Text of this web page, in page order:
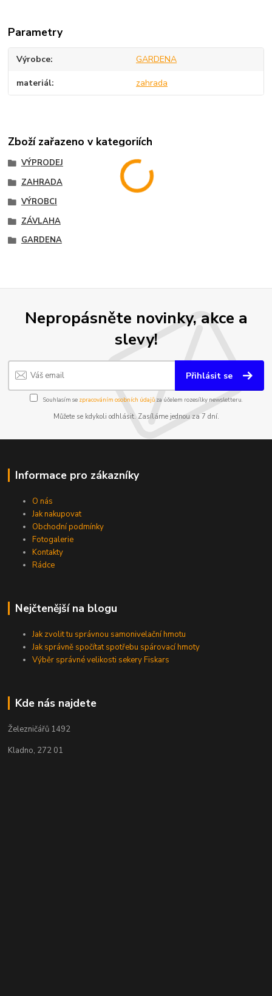
Parametry
Výrobce GARDENA
materiál zahrada
Zboží zařazeno v kategoriích
VÝPRODEJ
ZAHRADA
VÝROBCI
ZÁVLAHA
GARDENA
Nepropásněte novinky, akce a
slevy!
Přihlásit se
Souhlasím se zpracováním osobních údajůza účelem rozesílky newsletteru.
Můžete se kdykoli odhlásit. Zasíláme jednou za 7 dní.
Informace pro zákazníky
O nás
Jak nakupovat
Obchodní podmínky
Fotogalerie
Kontakty
Rádce
Nejčtenější na blogu
Jak zvolit tu správnou samonivelační hmotu
Jak správně spočítat spotřebu spárovací hmoty
Výběr správné velikosti sekery Fiskars
Kde nás najdete
Železničářů 1492
Kladno, 272 01